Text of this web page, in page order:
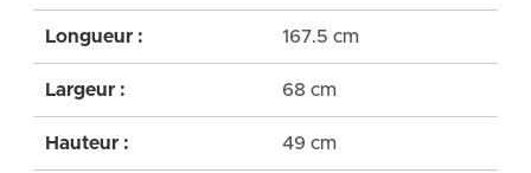
Longueur : 167.5 cm
Largeur : 68 cm
Hauteur : 49 cm